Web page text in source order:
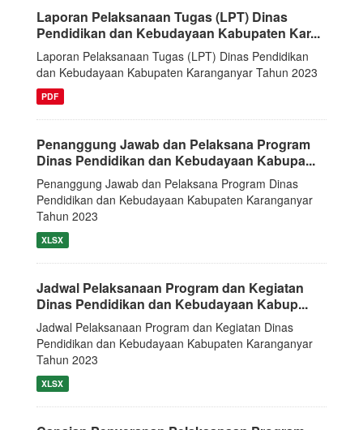
Laporan Pelaksanaan Tugas (LPT) Dinas
Pendidikan dan Kebudayaan Kabupaten Kar...
Laporan Pelaksanaan Tugas (LPT) Dinas Pendidikan
dan Kebudayaan Kabupaten Karanganyar Tahun 2023
PDF
Penanggung Jawab dan Pelaksana Program
Dinas Pendidikan dan Kebudayaan Kabupa...
Penanggung Jawab dan Pelaksana Program Dinas
Pendidikan dan Kebudayaan Kabupaten Karanganyar
Tahun 2023
XLSX
Jadwal Pelaksanaan Program dan Kegiatan
Dinas Pendidikan dan Kebudayaan Kabup...
Jadwal Pelaksanaan Program dan Kegiatan Dinas
Pendidikan dan Kebudayaan Kabupaten Karanganyar
Tahun 2023
XLSX